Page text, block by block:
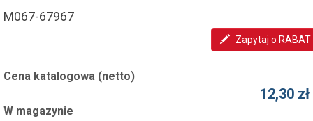
M067-67967
Zapytaj o RABAT
Cena katalogowa (netto)
12,30 zł
W magazynie